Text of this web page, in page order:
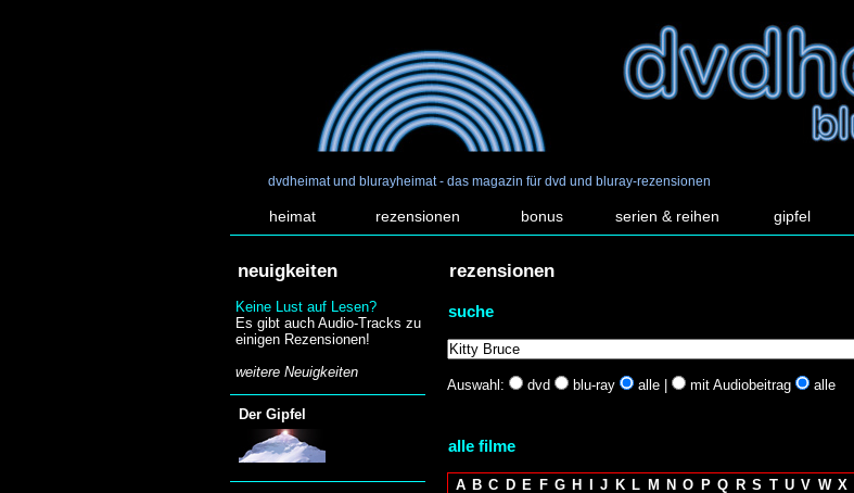
dvdheimat und blurayheimat - das magazin für dvd und bluray-rezensionen
heimat rezensionen bonus serien & reihen gipfel
neuigkeiten
Keine Lust auf Lesen?
Es gibt auch Audio-Tracks zu
einigen Rezensionen!
weitere Neuigkeiten
Der Gipfel
rezensionen
suche
Auswahl: dvd blu-ray alle | mit Audiobeitrag alle
alle filme
A B C D E F G H I J K L M N O P Q R S T U V W X